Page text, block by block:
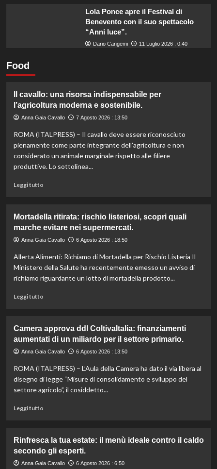
Lola Ponce apre il Festival di
Benevento con il suo spettacolo
“Anni luce”.
Dario Cangemi 11 Luglio 2026 : 0:40
Food
Il cavallo: una risorsa indispensabile per
l’agricoltura moderna e sostenibile.
Anna Gaia Cavallo 7 Agosto 2026 : 13:50
ROMA (ITALPRESS) – Il cavallo deve essere riconosciuto
pienamente come parte integrante dell’agricoltura e non
considerato un animale marginale rispetto alle filiere
produttive. Lo sottolinea...
Leggi tuttoLeggi
Il
cavallo:
una
indispensabile
per
l’agricoltura
Mortadella ritirata: rischio listeriosi, scopri quali
marche evitare nei supermercati.
Anna Gaia Cavallo 6 Agosto 2026 : 18:50
Allerta Alimenti: Richiamo di Mortadella per Rischio Listeria Il
Ministero della Salute ha recentemente emesso un avviso di
richiamo riguardante un lotto di mortadella prodotto...
Leggi tuttoLeggi
Mortadella
ritirata:
rischio
scopri
quali
marche
Camera approva ddl ColtivaItalia: finanziamenti
aumentati di un miliardo per il settore primario.
Anna Gaia Cavallo 6 Agosto 2026 : 13:50
ROMA (ITALPRESS) – L’Aula della Camera ha dato il via libera al
disegno di legge “Misure di consolidamento e sviluppo del
settore agricolo”, il cosiddetto...
Leggi tuttoLeggi
Camera
approva
ddl
Rinfresca la tua estate: il menù ideale contro il caldo
secondo gli esperti.
Anna Gaia Cavallo 6 Agosto 2026 : 6:50